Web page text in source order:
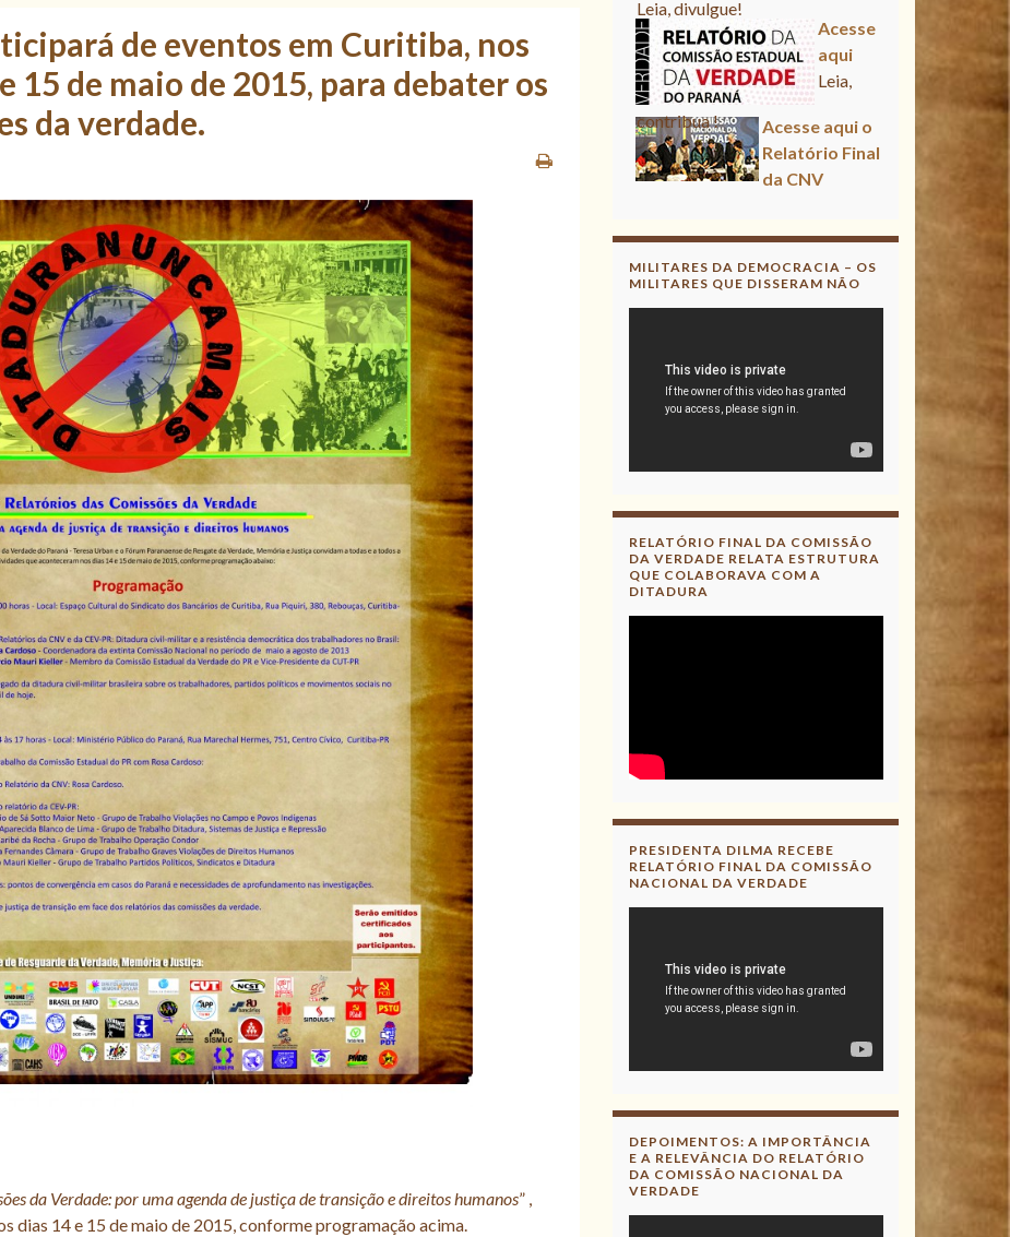
de eventos em Curitiba, nos
15 de maio de 2015, para debater os
da verdade.
da Verdade: por uma agenda de justiça de transição e direitos humanos” ,
dias 14 e 15 de maio de 2015, conforme programação acima.
Acesse aqui
Leia, contribua !
Acesse aqui o Relatório Final
da CNV
Leia, divulgue!
Leia, contribua !
MILITARES DA DEMOCRACIA – OS
MILITARES QUE DISSERAM NÃO
RELATÓRIO FINAL DA COMISSÃO
DA VERDADE RELATA ESTRUTURA
QUE COLABORAVA COM A
DITADURA
PRESIDENTA DILMA RECEBE
RELATÓRIO FINAL DA COMISSÃO
NACIONAL DA VERDADE
DEPOIMENTOS: A IMPORTÂNCIA
E A RELEVÂNCIA DO RELATÓRIO
DA COMISSÃO NACIONAL DA
VERDADE